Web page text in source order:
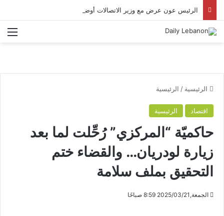
الرئيسية / الرئيسية
اقتصاد الرئيسية
حاكميّة “المركزي” رُحِّلت لما بعد
زيارة لودريان… والقضاء ختم
التحقيق بملف سلامة
الجمعة,2025/03/21 8:59 صباحًا